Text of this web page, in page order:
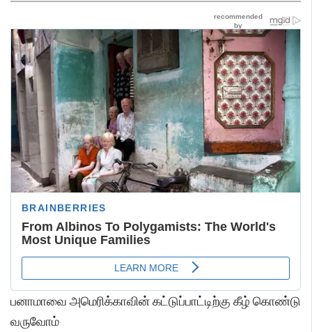
பனாமாவை அமெரிக்காவின் கட்டுப்பாட்டிற்கு கீழ் கொண்டு
வருவோம்